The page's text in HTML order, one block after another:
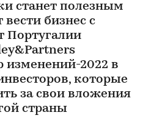
станет полезным
вести бизнес с
Португалии
изменений-2022 в
которые
за свои вложения
страны